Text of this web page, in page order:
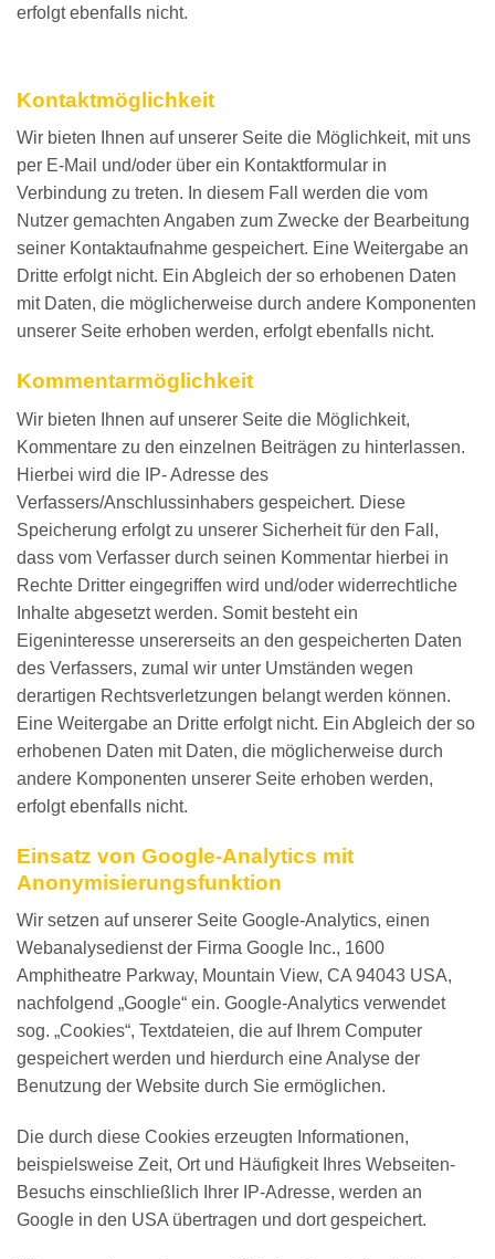
erfolgt ebenfalls nicht.
Kontaktmöglichkeit
Wir bieten Ihnen auf unserer Seite die Möglichkeit, mit uns
per E-Mail und/oder über ein Kontaktformular in
Verbindung zu treten. In diesem Fall werden die vom
Nutzer gemachten Angaben zum Zwecke der Bearbeitung
seiner Kontaktaufnahme gespeichert. Eine Weitergabe an
Dritte erfolgt nicht. Ein Abgleich der so erhobenen Daten
mit Daten, die möglicherweise durch andere Komponenten
unserer Seite erhoben werden, erfolgt ebenfalls nicht.
Kommentarmöglichkeit
Wir bieten Ihnen auf unserer Seite die Möglichkeit,
Kommentare zu den einzelnen Beiträgen zu hinterlassen.
Hierbei wird die IP- Adresse des
Verfassers/Anschlussinhabers gespeichert. Diese
Speicherung erfolgt zu unserer Sicherheit für den Fall,
dass vom Verfasser durch seinen Kommentar hierbei in
Rechte Dritter eingegriffen wird und/oder widerrechtliche
Inhalte abgesetzt werden. Somit besteht ein
Eigeninteresse unsererseits an den gespeicherten Daten
des Verfassers, zumal wir unter Umständen wegen
derartigen Rechtsverletzungen belangt werden können.
Eine Weitergabe an Dritte erfolgt nicht. Ein Abgleich der so
erhobenen Daten mit Daten, die möglicherweise durch
andere Komponenten unserer Seite erhoben werden,
erfolgt ebenfalls nicht.
Einsatz von Google-Analytics mit
Anonymisierungsfunktion
Wir setzen auf unserer Seite Google-Analytics, einen
Webanalysedienst der Firma Google Inc., 1600
Amphitheatre Parkway, Mountain View, CA 94043 USA,
nachfolgend „Google“ ein. Google-Analytics verwendet
sog. „Cookies“, Textdateien, die auf Ihrem Computer
gespeichert werden und hierdurch eine Analyse der
Benutzung der Website durch Sie ermöglichen.
Die durch diese Cookies erzeugten Informationen,
beispielsweise Zeit, Ort und Häufigkeit Ihres Webseiten-
Besuchs einschließlich Ihrer IP-Adresse, werden an
Google in den USA übertragen und dort gespeichert.